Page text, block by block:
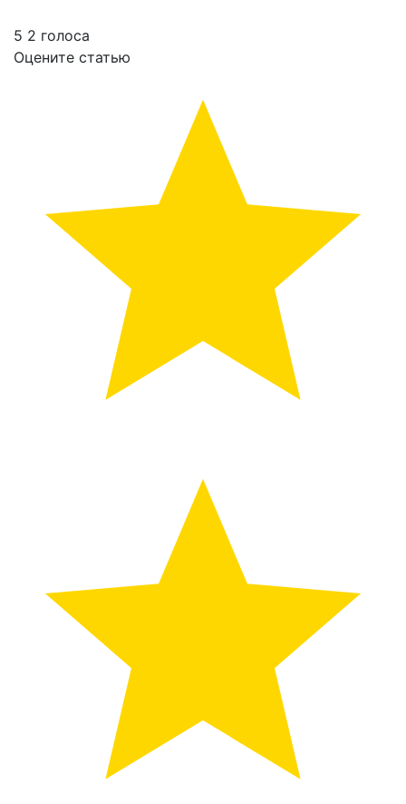
5 2 голоса
Оцените статью